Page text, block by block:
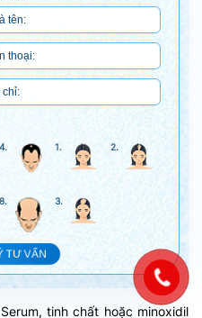
4. 1. 2.
8. 3.
TƯ VẤN
tinh chất hoặc minoxidil